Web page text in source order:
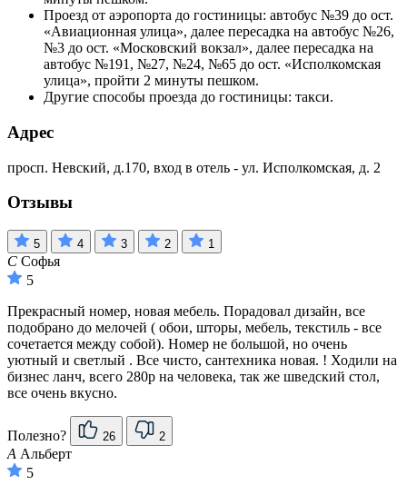
Проезд от аэропорта до гостиницы: автобус №39 до ост.
«Авиационная улица», далее пересадка на автобус №26,
№3 до ост. «Московский вокзал», далее пересадка на
автобус №191, №27, №24, №65 до ост. «Исполкомская
улица», пройти 2 минуты пешком.
Другие способы проезда до гостиницы: такси.
Адрес
просп. Невский, д.170, вход в отель - ул. Исполкомская, д. 2
Отзывы
5 4 3 2 1
С Софья
5
Прекрасный номер, новая мебель. Порадовал дизайн, все
подобрано до мелочей ( обои, шторы, мебель, текстиль - все
сочетается между собой). Номер не большой, но очень
уютный и светлый . Все чисто, сантехника новая. ! Ходили на
бизнес ланч, всего 280р на человека, так же шведский стол,
все очень вкусно.
Полезно? 26 2
А Альберт
5